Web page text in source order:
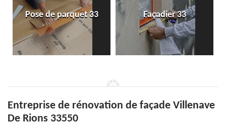
Pose de parquet 33 Façadier 33
Entreprise de rénovation de façade Villenave
De Rions 33550